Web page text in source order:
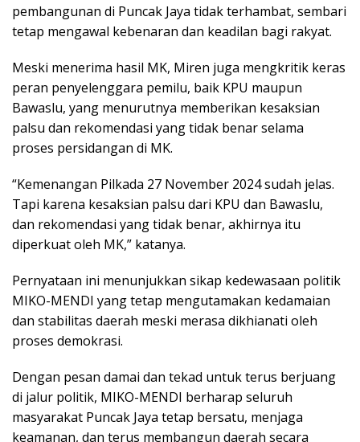
pembangunan di Puncak Jaya tidak terhambat, sembari
tetap mengawal kebenaran dan keadilan bagi rakyat.
Meski menerima hasil MK, Miren juga mengkritik keras
peran penyelenggara pemilu, baik KPU maupun
Bawaslu, yang menurutnya memberikan kesaksian
palsu dan rekomendasi yang tidak benar selama
proses persidangan di MK.
“Kemenangan Pilkada 27 November 2024 sudah jelas.
Tapi karena kesaksian palsu dari KPU dan Bawaslu,
dan rekomendasi yang tidak benar, akhirnya itu
diperkuat oleh MK,” katanya.
Pernyataan ini menunjukkan sikap kedewasaan politik
MIKO-MENDI yang tetap mengutamakan kedamaian
dan stabilitas daerah meski merasa dikhianati oleh
proses demokrasi.
Dengan pesan damai dan tekad untuk terus berjuang
di jalur politik, MIKO-MENDI berharap seluruh
masyarakat Puncak Jaya tetap bersatu, menjaga
keamanan, dan terus membangun daerah secara